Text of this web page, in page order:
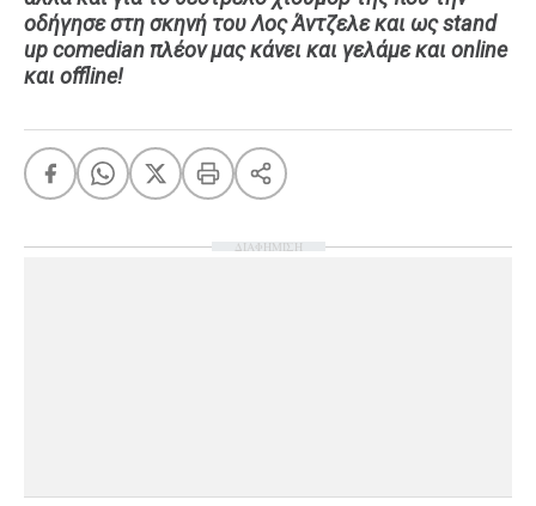
οδήγησε στη σκηνή του Λος Άντζελε και ως stand
up comedian πλέον μας κάνει και γελάμε και online
και offline!
ΔΙΑΦΗΜΙΣΗ